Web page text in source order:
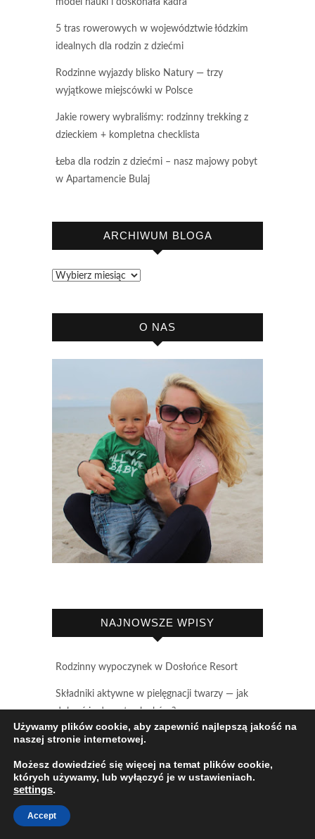
model nauki i doskonała kadra
5 tras rowerowych w województwie łódzkim
idealnych dla rodzin z dziećmi
Rodzinne wyjazdy blisko Natury — trzy
wyjątkowe miejscówki w Polsce
Jakie rowery wybraliśmy: rodzinny trekking z
dzieckiem + kompletna checklista
Łeba dla rodzin z dziećmi – nasz majowy pobyt
w Apartamencie Bulaj
ARCHIWUM BLOGA
Archiwum
O NAS
NAJNOWSZE WPISY
Rodzinny wypoczynek w Dosłońce Resort
Składniki aktywne w pielęgnacji twarzy — jak
dobrać je do potrzeb skóry?
Domki w Naturze – Lubiatowo, tu chce się
Dlaczego warto iść na WSKZ? Nowoczesny
5 tras rowerowych w województwie łódzkim
Używamy plików cookie, aby zapewnić najlepszą jakość na
naszej stronie internetowej.
Możesz dowiedzieć się więcej na temat plików cookie,
których używamy, lub wyłączyć je w ustawieniach.
settings.
Accept